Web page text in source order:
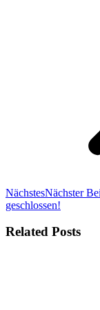
NächstesNächster
geschlossen!
Related Posts